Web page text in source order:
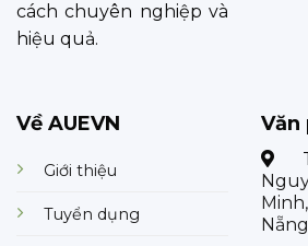
cách chuyên nghiệp và
hiệu quả.
Về AUEVN
Giới thiệu
Tuyển dụng
Văn
Nẵng